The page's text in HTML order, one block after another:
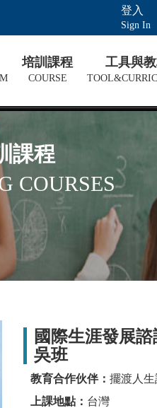
登入
Sign In
培訓課程
COURSE
工具與
課程
COURSES
國際生涯發展
吳班
教育合作伙伴： 擺渡人生
上課地點： 台灣